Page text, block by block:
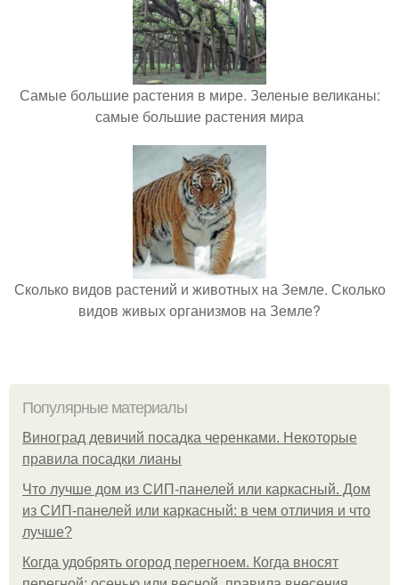
Самые большие растения в мире. Зеленые великаны:
самые большие растения мира
Сколько видов растений и животных на Земле. Сколько
видов живых организмов на Земле?
Популярные материалы
Виноград девичий посадка черенками. Некоторые
правила посадки лианы
Что лучше дом из СИП-панелей или каркасный. Дом
из СИП-панелей или каркасный: в чем отличия и что
лучше?
Когда удобрять огород перегноем. Когда вносят